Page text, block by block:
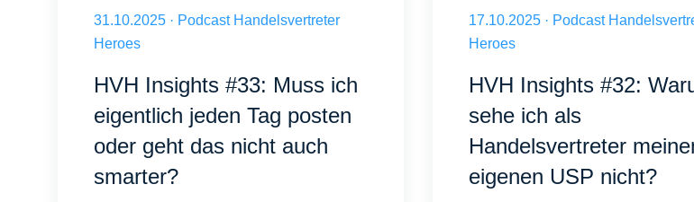
Veröffentlicht am 31.10.2025
31.10.2025 · Podcast Handelsvertreter
Heroes
HVH Insights #33: Muss ich
eigentlich jeden Tag posten
oder geht das nicht auch
smarter?
Veröffentlicht am 17.10.2025
17.10.2025 · Podcast
Heroes
HVH Insights #32:
sehe ich als
Handelsvertreter
eigenen USP nicht?